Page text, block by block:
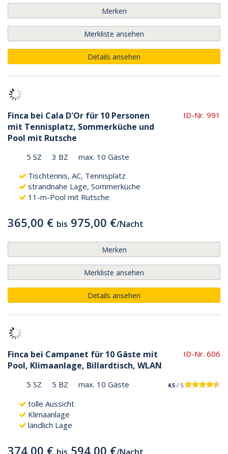
Merken
Merkliste ansehen
Details ansehen
Finca bei Cala D'Or für 10 Personen
mit Tennisplatz, Sommerküche und
Pool mit Rutsche
ID-Nr. 991
5 SZ 3 BZ
max. 10 Gäste
Tischtennis, AC, Tennisplatz
strandnahe Lage, Sommerküche
11-m-Pool mit Rutsche
365,00 € bis 975,00 €/Nacht
Merken
Merkliste ansehen
Details ansehen
Finca bei Campanet für 10 Gäste mit
Pool, Klimaanlage, Billardtisch, WLAN
ID-Nr. 606
5 SZ 5 BZ max. 10 Gäste 4.5 / 5
tolle Aussicht
Klimaanlage
ländlich Lage
374,00 € 594,00 €